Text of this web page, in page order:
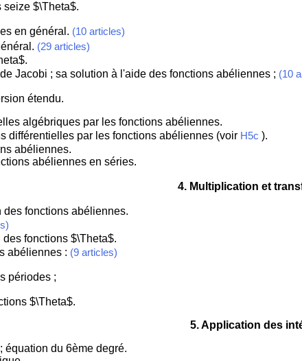
$\Theta$.
en général. (10 articles)
(29 articles)
Jacobi ; sa solution à l'aide des fonctions abéliennes ; (10
étendu.
algébriques par les fonctions abéliennes.
différentielles par les fonctions abéliennes (voir H5c ).
abéliennes.
abéliennes en séries.
4. Multiplication et
fonctions abéliennes.
fonctions $\Theta$.
abéliennes : (9 articles)
périodes ;
$\Theta$.
5. Application des
équation du 6ème degré.